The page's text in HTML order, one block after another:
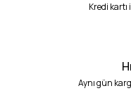
Kredi kartı
Aynı gün